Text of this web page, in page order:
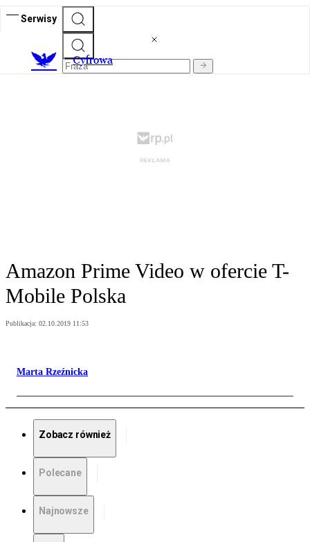
Serwisy
Cyfrowa
Amazon Prime Video w ofercie T-
Mobile Polska
Publikacja: 02.10.2019 11:53
Marta Rzeźnicka
Zobacz również
Polecane
Najnowsze